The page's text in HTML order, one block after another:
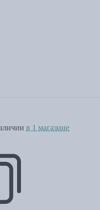
в 1 магазине